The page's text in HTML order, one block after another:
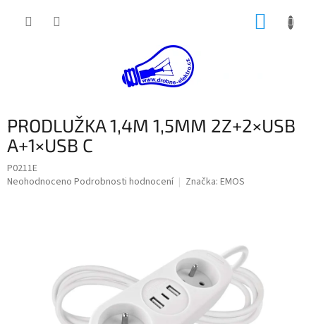
PRODLUŽKA 1,4M 1,5MM 2Z+2×USB
A+1×USB C
P0211E
Průměrné
Neohodnoceno Podrobnosti hodnocení Značka: EMOS